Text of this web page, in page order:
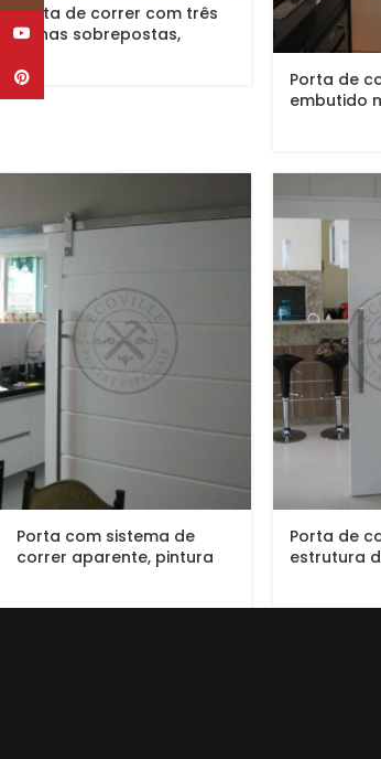
Porta de correr com três
folhas sobrepostas,
Porta de
embutido
Porta com sistema de
correr aparente, pintura
Porta de
estrutura
YouTube